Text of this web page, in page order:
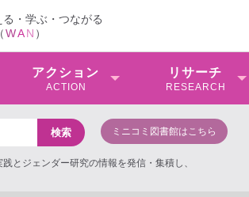
・学ぶ・つながる
WAN ）
アクション
ACTION
リサーチ
RESEARCH
ミニコミ図書館はこちら
とジェンダー研究の情報を発信・集積し、